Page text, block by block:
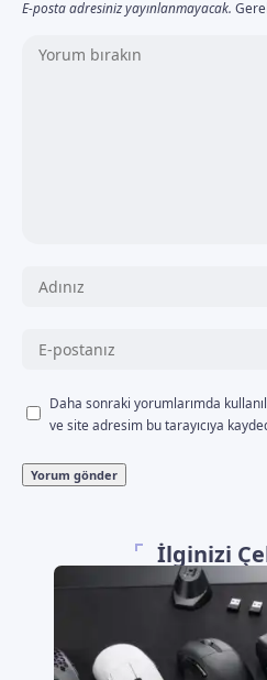
E-posta adresiniz yayınlanmayacak.
Daha sonraki yorumlarımda
ve site adresim bu tarayıcıya
İlginizi